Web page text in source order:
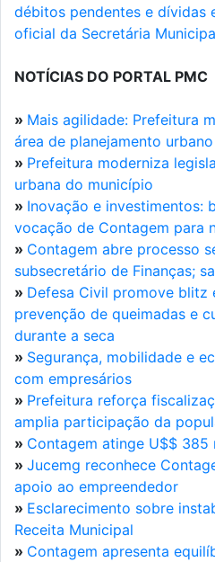
débitos pendentes e dívidas
oficial da Secretária
NOTÍCIAS DO PORTAL PMC
» Mais agilidade: Prefeitura
área de planejamento urbano
» Prefeitura moderniza
urbana do município
» Inovação e investimentos:
vocação de Contagem para
» Contagem abre processo
subsecretário de Finanças;
» Defesa Civil promove blitz
prevenção de queimadas e
durante a seca
» Segurança, mobilidade e
com empresários
» Prefeitura reforça
amplia participação da
» Contagem atinge U$$
» Jucemg reconhece
apoio ao empreendedor
» Esclarecimento sobre
Receita Municipal
» Contagem apresenta